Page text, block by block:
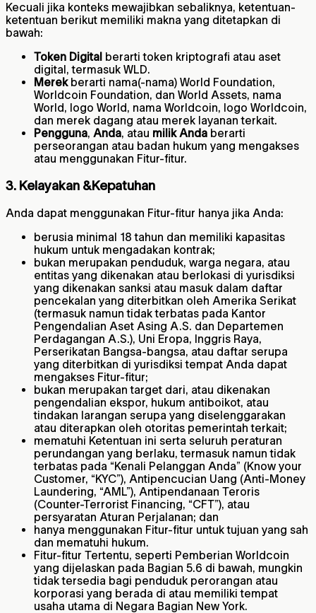
Kecuali jika konteks mewajibkan sebaliknya, ketentuan-
ketentuan berikut memiliki makna yang ditetapkan di
bawah:
Token Digital berarti token kriptografi atau aset
digital, termasuk WLD.
Merekberarti nama(-nama) World Foundation,
Worldcoin Foundation, dan World Assets, nama
World, logo World, nama Worldcoin, logo Worldcoin,
dan merek dagang atau merek layanan terkait.
Pengguna, Anda, atau milik Anda berarti
perseorangan atau badan hukum yang mengakses
atau menggunakan Fitur-fitur.
3. Kelayakan &Kepatuhan
Anda dapat menggunakan Fitur-fitur hanya jika Anda:
berusia minimal 18 tahun dan memiliki kapasitas
hukum untuk mengadakan kontrak;
bukan merupakan penduduk, warga negara, atau
entitas yang dikenakan atau berlokasi di yurisdiksi
yang dikenakan sanksi atau masuk dalam daftar
pencekalan yang diterbitkan oleh Amerika Serikat
(termasuk namun tidak terbatas pada Kantor
Pengendalian Aset Asing A.S. dan Departemen
Perdagangan A.S.), Uni Eropa, Inggris Raya,
Perserikatan Bangsa-bangsa, atau daftar serupa
yang diterbitkan di yurisdiksi tempat Anda dapat
mengakses Fitur-fitur;
bukan merupakan target dari, atau dikenakan
pengendalian ekspor, hukum antiboikot, atau
tindakan larangan serupa yang diselenggarakan
atau diterapkan oleh otoritas pemerintah terkait;
mematuhi Ketentuan ini serta seluruh peraturan
perundangan yang berlaku, termasuk namun tidak
terbatas pada “Kenali Pelanggan Anda” (Know your
Customer, “KYC”), Antipencucian Uang (Anti-Money
Laundering, “AML”), Antipendanaan Teroris
(Counter-Terrorist Financing, “CFT”), atau
persyaratan Aturan Perjalanan; dan
hanya menggunakan Fitur-fitur untuk tujuan yang sah
dan mematuhi hukum.
Fitur-fitur Tertentu, seperti Pemberian Worldcoin
yang dijelaskan pada Bagian 5.6 di bawah, mungkin
tidak tersedia bagi penduduk perorangan atau
korporasi yang berada di atau memiliki tempat
usaha utama di Negara Bagian New York.